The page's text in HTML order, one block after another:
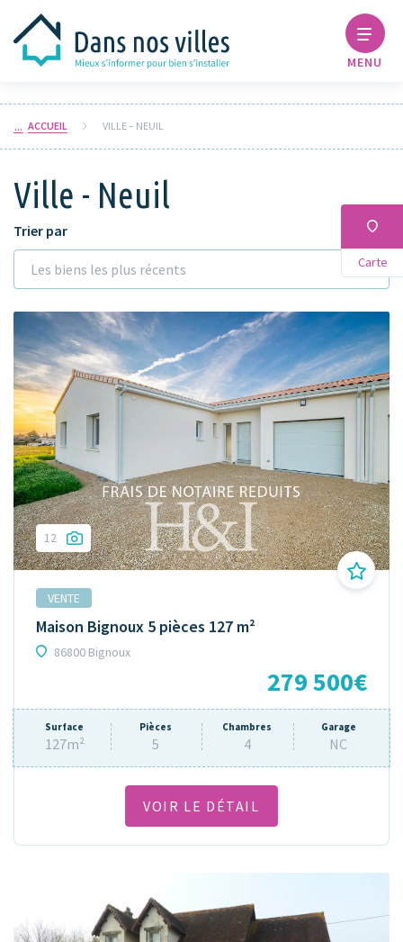
MENU
ACCUEIL VILLE – NEUIL
Ville - Neuil
Carte
Trier par
Les biens les plus récents
12
VENTE
Maison Bignoux 5 pièces 127 m²
86800 Bignoux
279 500€
Surface
127m²
Pièces
5
Chambres
4
Garage
NC
VOIR LE DÉTAIL